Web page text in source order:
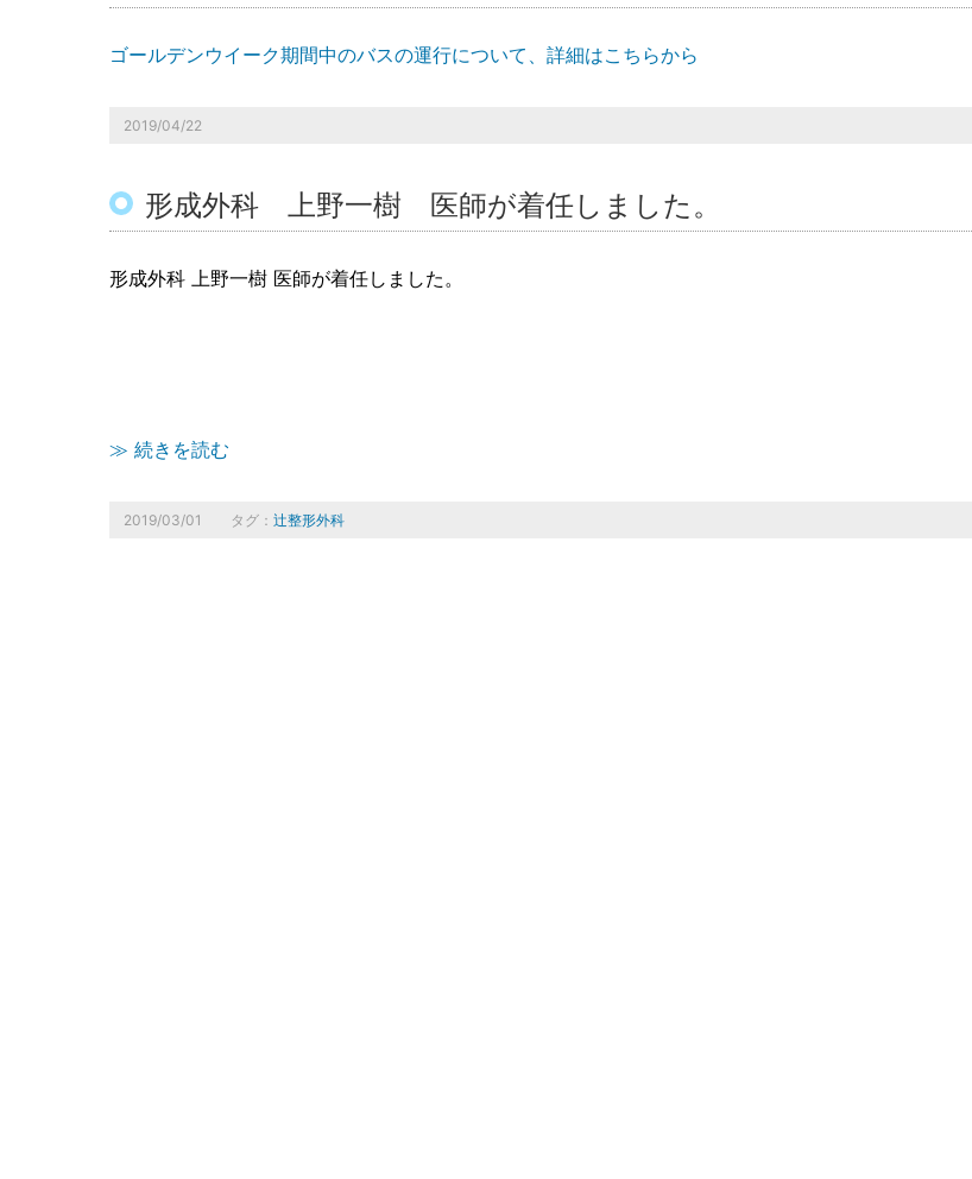
ゴールデンウイーク期間中のバスの運行について、詳細はこちらから
2019/04/22
形成外科 上野一樹 医師が着任しました。
形成外科 上野一樹 医師が着任しました。
≫ 続きを読む
2019/03/01 タグ： 辻整形外科